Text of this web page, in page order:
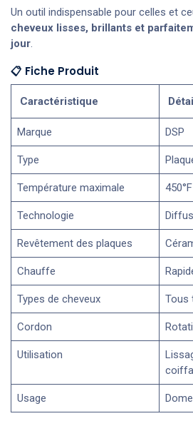
Un outil indispensable pour celles et
cheveux lisses, brillants et
jour.
📋 Fiche Produit
Caractéristique Détail
Marque DSP
Type
Température maximale
Technologie
Revêtement des plaques
Chauffe
Types de cheveux Tous
Cordon
Utilisation
Usage